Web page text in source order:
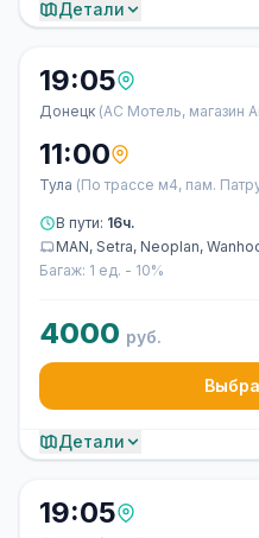
Детали
19:05
Донецк (АС Мотель, магазин
11:00
Тула (По трассе м4, пам.
В пути: 16ч.
MAN, Setra, Neoplan,
Багаж: 1 ед. - 10%
4000 руб.
Детали
19:05